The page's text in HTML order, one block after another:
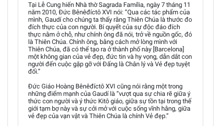
Tại Lễ Cung hiến Nhà thờ Sagrada Família, ngày 7 tháng 11
năm 2010, Đức Bênêđíctô XVI nói: “Qua các tác phẩm của
mình, Gaudí cho chúng ta thấy rằng Thiên Chúa là thước đo
đích thực của con người. Bí quyết của sự độc đáo đích
thực nằm ở chỗ, như chính ông đã nói, trở về nguồn gốc, đó
là Thiên Chúa. Chính ông, bằng cách mở lòng mình với
Thiên Chúa, đã có thể tạo ra ở thành phố này [Barcelona]
một không gian của vẻ đẹp, đức tin và hy vọng, dẫn dắt con
người đến cuộc gặp gỡ với Đấng là Chân lý và Vẻ đẹp tuyệt
đối.”
Đức Giáo Hoàng Bênêđíctô XVI cũng nói rằng một trong
những điểm mạnh của Gaudí là “vượt qua sự chia rẽ giữa ý
thức con người và ý thức Kitô giáo, giữa sự tồn tại trong thế
giới tạm bợ này và sự cởi mở với cuộc sống vĩnh hằng, giữa
vẻ đẹp của vạn vật và Thiên Chúa là chính Vẻ đẹp.”